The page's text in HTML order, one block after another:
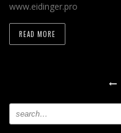
www.eidinger.pro
READ MORE